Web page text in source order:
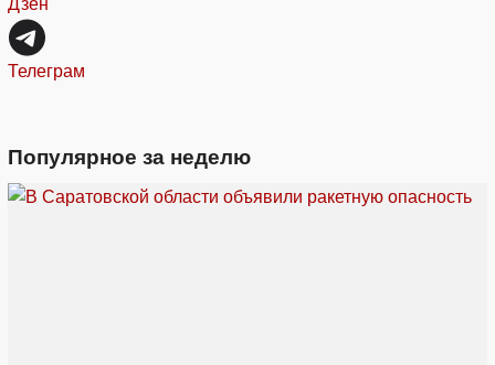
Телеграм
Популярное за неделю